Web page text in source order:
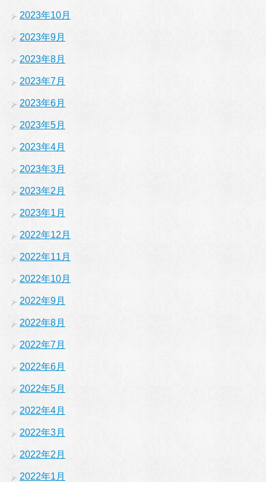
2023年10月
2023年9月
2023年8月
2023年7月
2023年6月
2023年5月
2023年4月
2023年3月
2023年2月
2023年1月
2022年12月
2022年11月
2022年10月
2022年9月
2022年8月
2022年7月
2022年6月
2022年5月
2022年4月
2022年3月
2022年2月
2022年1月